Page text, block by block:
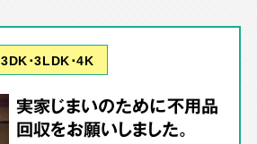
3DK･3LDK･4K
実家じまいのために不用品
回収をお願いしました。